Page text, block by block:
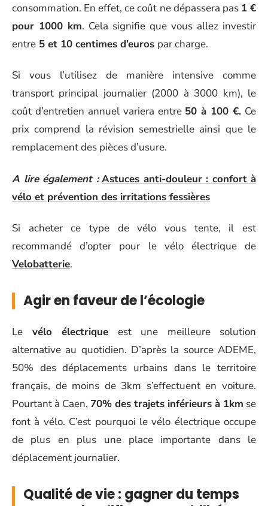
consommation. En effet, ce coût ne dépassera pas 1 €
pour 1000 km. Cela signifie que vous allez investir
entre 5 et 10 centimes d’euros par charge.
Si vous l’utilisez de manière intensive comme
transport principal journalier (2000 à 3000 km), le
coût d’entretien annuel variera entre 50 à 100 €. Ce
prix comprend la révision semestrielle ainsi que le
remplacement des pièces d’usure.
A lire également : Astuces anti-douleur : confort à
vélo et prévention des irritations fessières
Si acheter ce type de vélo vous tente, il est
recommandé d’opter pour le vélo électrique de
Velobatterie.
Agir en faveur de l’écologie
Le vélo électrique est une meilleure solution
alternative au quotidien. D’après la source ADEME,
50% des déplacements urbains dans le territoire
français, de moins de 3km s’effectuent en voiture.
Pourtant à Caen, 70% des trajets inférieurs à 1km se
font à vélo. C’est pourquoi le vélo électrique occupe
de plus en plus une place importante dans le
déplacement journalier.
Qualité de vie : gagner du temps